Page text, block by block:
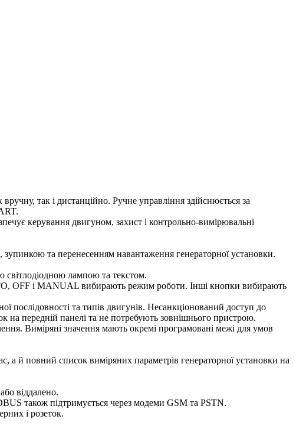
так і дистанційно. Ручне управління здійснюється за
керування двигуном, захист і контрольно-вимірювальні
та перенесенням навантаження генераторної установки.
світлодіодною лампою та текстом.
OFF і MANUAL вибирають режим роботи. Інші кнопки вибирають
послідовності та типів двигунів. Несанкціонований доступ до
на передній панелі та не потребують зовнішнього пристрою.
Виміряні значення мають окремі програмовані межі для умов
а й повний список виміряних параметрів генераторної установки на
віддалено.
також підтримується через модеми GSM та PSTN.
і розеток.